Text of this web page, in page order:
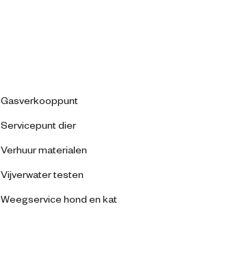
Gasverkooppunt
Servicepunt dier
Verhuur materialen
Vijverwater testen
Weegservice hond en kat